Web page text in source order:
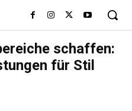
schaffen:
für Stil